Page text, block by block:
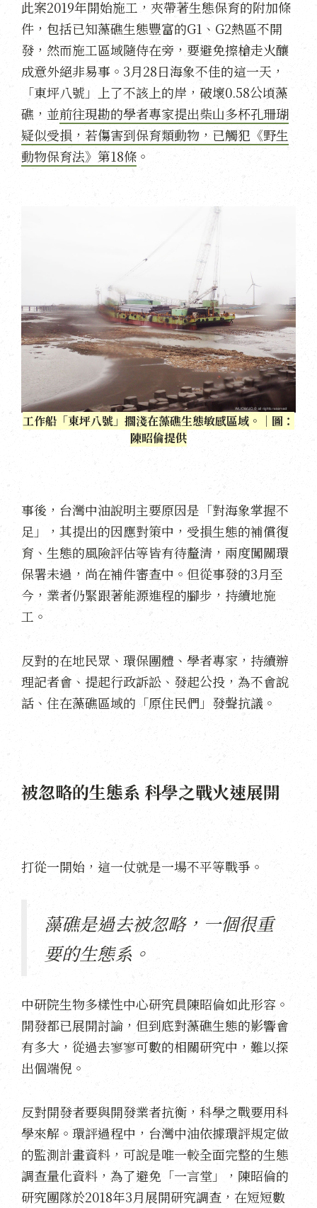
此案2019年開始施工，夾帶著生態保育的附加條
件，包括已知藻礁生態豐富的G1、G2熱區不開
發，然而施工區域隨侍在旁，要避免擦槍走火釀
成意外絕非易事。3月28日海象不佳的這一天，
「東坪八號」上了不該上的岸，破壞0.58公頃藻
礁，並前往現勘的學者專家提出柴山多杯孔珊瑚
疑似受損，若傷害到保育類動物，已觸犯《野生
動物保育法》第18條 。
工作船「東坪八號」擱淺在藻礁生態敏感區域。｜圖：
陳昭倫提供
事後，台灣中油說明主要原因是「對海象掌握不
足」，其提出的因應對策中，受損生態的補償復
育、生態的風險評估等皆有待釐清，兩度闖關環
保署未過，尚在補件審查中。但從事發的3月至
今，業者仍緊跟著能源進程的腳步，持續地施
工。
反對的在地民眾、環保團體、學者專家，持續辦
理記者會、提起行政訴訟、發起公投，為不會說
話、住在藻礁區域的「原住民們」發聲抗議。
被忽略的生態系 科學之戰火速展開
打從一開始，這一仗就是一場不平等戰爭。
藻礁是過去被忽略，一個很重
要的生態系。
中研院生物多樣性中心研究員陳昭倫如此形容。
開發都已展開討論，但到底對藻礁生態的影響會
有多大，從過去寥寥可數的相關研究中，難以探
出個端倪。
反對開發者要與開發業者抗衡，科學之戰要用科
學來解。環評過程中，台灣中油依據環評規定做
的監測計畫資料，可說是唯一較全面完整的生態
調查量化資料，為了避免「一言堂」，陳昭倫的
研究團隊於2018年3月展開研究調查，在短短數